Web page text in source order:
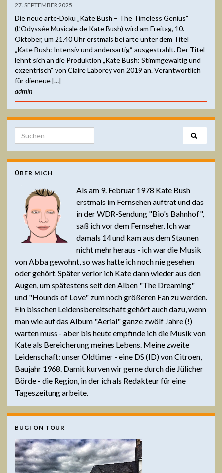
27. SEPTEMBER 2025
Die neue arte-Doku „Kate Bush – The Timeless Genius“
(L’Odyssée Musicale de Kate Bush) wird am Freitag, 10.
Oktober, um 21.40 Uhr erstmals bei arte unter dem Titel
„Kate Bush: Intensiv und andersartig“ ausgestrahlt. Der Titel
lehnt sich an die Produktion „Kate Bush: Stimmgewaltig und
exzentrisch“ von Claire Laborey von 2019 an. Verantwortlich
für dieneue […]
admin
Search for:
ÜBER MICH
Als am 9. Februar 1978 Kate Bush
erstmals im Fernsehen auftrat und das
in der WDR-Sendung "Bio's Bahnhof",
saß ich vor dem Fernseher. Ich war
damals 14 und kam aus dem Staunen
nicht mehr heraus - ich war die Musik
von Abba gewohnt, so was hatte ich noch nie gesehen
oder gehört. Später verlor ich Kate dann wieder aus den
Augen, um spätestens seit den Alben "The Dreaming"
und "Hounds of Love" zum noch größeren Fan zu werden.
Ein bisschen Leidensbereitschaft gehört auch dazu, wenn
man wie auf das Album "Aerial" ganze zwölf Jahre (!)
warten muss - aber bis heute empfinde ich die Musik von
Kate als Bereicherung meines Lebens. Meine zweite
Leidenschaft: unser Oldtimer - eine DS (ID) von Citroen,
Baujahr 1968. Damit kurven wir gerne durch die Jülicher
Börde - die Region, in der ich als Redakteur für eine
Tageszeitung arbeite.
BUGI ON TOUR